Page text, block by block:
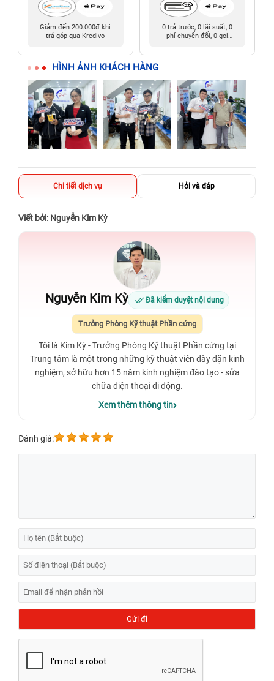
Giảm đến 200.000đ khi
trả góp qua Kredivo
0 trả trước, 0 lãi suất, 0
phí chuyển đổi, 0 gọi
HÌNH ẢNH KHÁCH HÀNG
Chi tiết dịch vụ Hỏi và đáp
Viết bởi: Nguyễn Kim Kỳ
Nguyễn Kim Kỳ Đã kiểm duyệt nội dung
Trưởng Phòng Kỹ thuật Phần cứng
Tôi là Kim Kỳ - Trưởng Phòng Kỹ thuật Phần cứng tại
Trung tâm là một trong những kỹ thuật viên dày dặn kinh
nghiệm, sở hữu hơn 15 năm kinh nghiệm đào tạo - sửa
chữa điện thoại di động.
Xem thêm thông tin
Đánh giá: